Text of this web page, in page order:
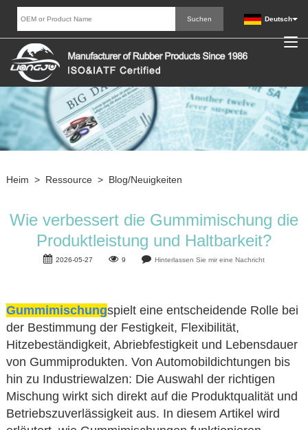
Deutsch
Heim > Ressource > Blog/Neuigkeiten
Wie verbessert die Gummimischung die
Produktleistung und Haltbarkeit?
2026-05-27 9 Hinterlassen Sie mir eine Nachricht
Gummimischungspielt eine entscheidende Rolle bei
der Bestimmung der Festigkeit, Flexibilität,
Hitzebeständigkeit, Abriebfestigkeit und Lebensdauer
von Gummiprodukten. Von Automobildichtungen bis
hin zu Industriewalzen: Die Auswahl der richtigen
Mischung wirkt sich direkt auf die Produktqualität und
Betriebszuverlässigkeit aus. In diesem Artikel wird